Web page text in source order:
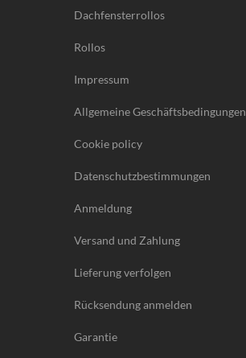
Dachfensterrollos
Rollos
Impressum
Allgemeine Geschäftsbedingungen
Cookie policy
Datenschutzbestimmungen
Anmeldung
Versand und Zahlung
Lieferung verfolgen
Rücksendung anmelden
Garantie